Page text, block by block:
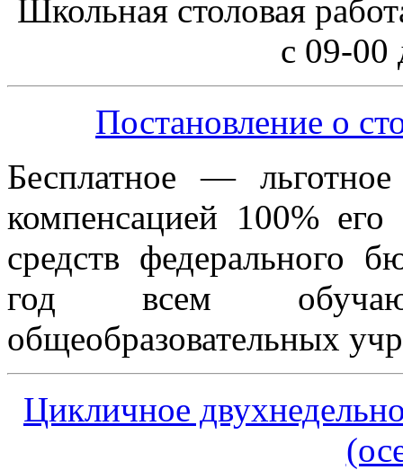
Школьная столовая
с 09-00
Постановление о
Бесплатное —
компенсацией 100% его
средств федерального
год всем
общеобразовательных
Цикличное